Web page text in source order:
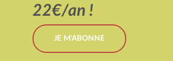
22€/an !
JE M'ABONNE